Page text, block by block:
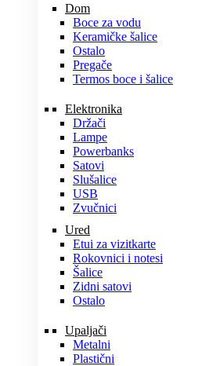
Dom
Boce za vodu
Keramičke šalice
Ostalo
Pregače
Termos boce i šalice
Elektronika
Držači
Lampe
Powerbanks
Satovi
Slušalice
USB
Zvučnici
Ured
Etui za vizitkarte
Rokovnici i notesi
Šalice
Zidni satovi
Ostalo
Upaljači
Metalni
Plastični